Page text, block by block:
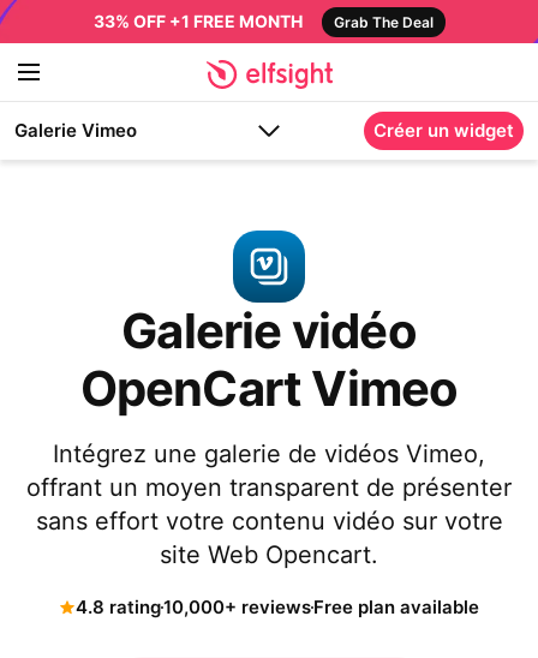
33% OFF +1 FREE MONTH Grab The Deal
Galerie Vimeo Créer un widget
Galerie vidéo
OpenCart Vimeo
Intégrez une galerie de vidéos Vimeo,
offrant un moyen transparent de présenter
sans effort votre contenu vidéo sur votre
site Web Opencart.
4.8 rating10,000+ reviewsFree plan available